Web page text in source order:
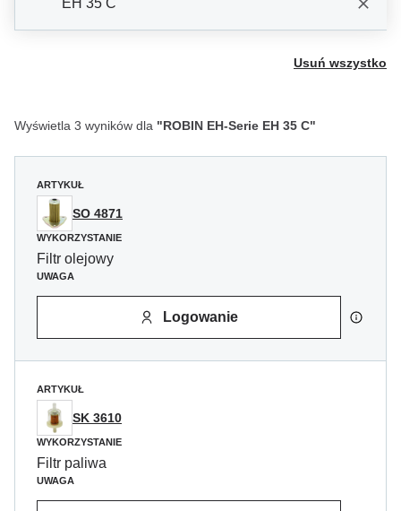
EH 35 C
Usuń wszystko
Wyświetla 3 wyników dla "ROBIN EH-Serie EH 35 C"
ARTYKUŁ
SO 4871
WYKORZYSTANIE
Filtr olejowy
UWAGA
Logowanie
ARTYKUŁ
SK 3610
WYKORZYSTANIE
Filtr paliwa
UWAGA